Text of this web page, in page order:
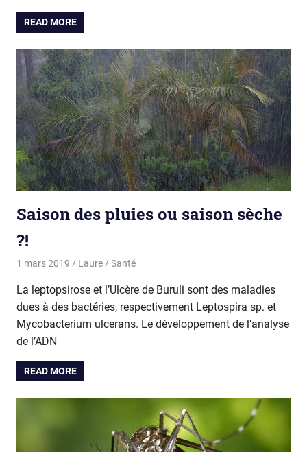
READ MORE
Saison des pluies ou saison sèche
?!
1 mars 2019 Laure Santé
La leptopsirose et l’Ulcère de Buruli sont des maladies
dues à des bactéries, respectivement Leptospira sp. et
Mycobacterium ulcerans. Le développement de l’analyse
de l’ADN
READ MORE